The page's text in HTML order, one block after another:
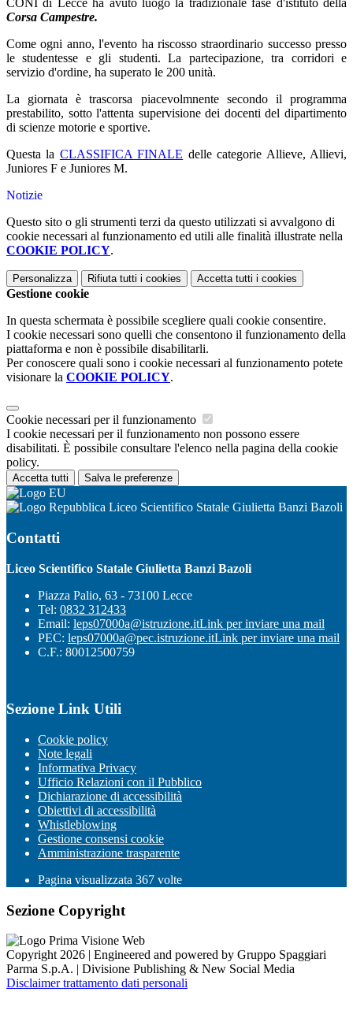
CONI di Lecce ha avuto luogo la tradizionale fase d'istituto della
Corsa Campestre.
Come ogni anno, l'evento ha riscosso straordinario successo presso
le studentesse e gli studenti. La partecipazione, tra corridori e
servizio d'ordine, ha superato le 200 unità.
La giornata è trascorsa piacevolmnente secondo il programma
prestabilito, sotto l'attenta supervisione dei docenti del dipartimento
di scienze motorie e sportive.
Questa la CLASSIFICA FINALE delle categorie Allieve, Allievi,
Juniores F e Juniores M.
Notizie
Questo sito o gli strumenti terzi da questo utilizzati si avvalgono di
cookie necessari al funzionamento ed utili alle finalità illustrate nella
COOKIE POLICY.
Personalizza Rifiuta tutti i cookies Accetta tutti i cookies
Gestione cookie
In questa schermata è possibile scegliere quali cookie consentire.
I cookie necessari sono quelli che consentono il funzionamento della
piattaforma e non è possibile disabilitarli.
Per conoscere quali sono i cookie necessari al funzionamento potete
visionare la COOKIE POLICY.
Cookie necessari per il funzionamento
I cookie necessari per il funzionamento non possono essere
disabilitati. È possibile consultare l'elenco nella pagina della cookie
policy.
Accetta tutti Salva le preferenze
Liceo Scientifico Statale Giulietta Banzi Bazoli
Contatti
Liceo Scientifico Statale Giulietta Banzi Bazoli
Piazza Palio, 63 - 73100 Lecce
Tel: 0832 312433
Email: leps07000a@istruzione.itLink per inviare una mail
PEC: leps07000a@pec.istruzione.itLink per inviare una mail
C.F.: 80012500759
Sezione Link Utili
Cookie policy
Note legali
Informativa Privacy
Ufficio Relazioni con il Pubblico
Dichiarazione di accessibilità
Obiettivi di accessibilità
Whistleblowing
Gestione consensi cookie
Amministrazione trasparente
Pagina visualizzata 367 volte
Sezione Copyright
Copyright 2026 | Engineered and powered by Gruppo Spaggiari
Parma S.p.A. | Divisione Publishing & New Social Media
Disclaimer trattamento dati personali